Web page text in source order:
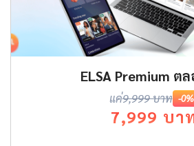
ELSA Premium ต
แค่9,999 บาท -0%
7,999 บา